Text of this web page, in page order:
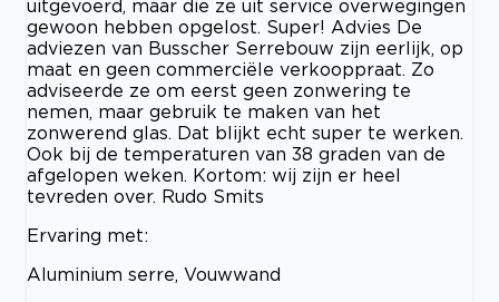
uitgevoerd, maar die ze uit service overwegingen
gewoon hebben opgelost. Super! Advies De
adviezen van Busscher Serrebouw zijn eerlijk, op
maat en geen commerciële verkooppraat. Zo
adviseerde ze om eerst geen zonwering te
nemen, maar gebruik te maken van het
zonwerend glas. Dat blijkt echt super te werken.
Ook bij de temperaturen van 38 graden van de
afgelopen weken. Kortom: wij zijn er heel
tevreden over. Rudo Smits
Ervaring met:
Aluminium serre, Vouwwand